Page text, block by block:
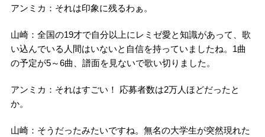
アンミカ：それは印象に残るわぁ。
山崎：全国の19才で自分以上にレミゼ愛と知識があって、歌
い込んでいる人間はいないと自信を持っていましたね。1曲
の予定が5～6曲、譜面を見ないで歌い切りました。
アンミカ：それはすごい！ 応募者数は2万人ほどだったと
か。
山崎：そうだったみたいですね。無名の大学生が突然現れた